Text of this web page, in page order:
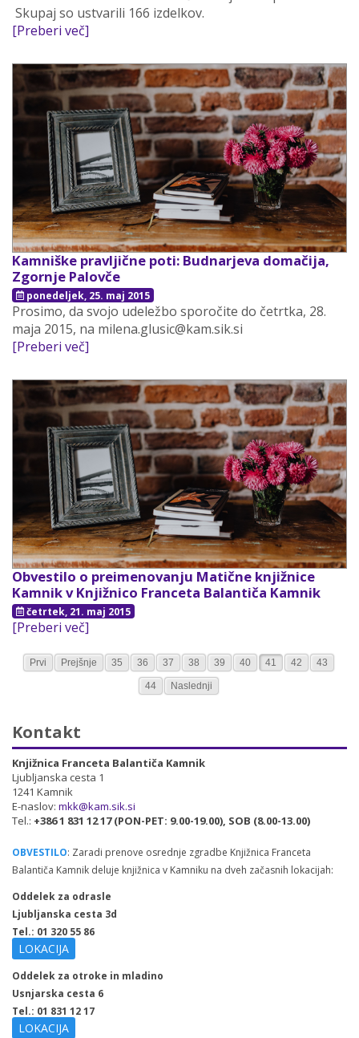
Skupaj so ustvarili 166 izdelkov.
[Preberi več]
Kamniške pravljične poti: Budnarjeva domačija,
Zgornje Palovče
ponedeljek, 25. maj 2015
Prosimo, da svojo udeležbo sporočite do četrtka, 28.
maja 2015, na milena.glusic@kam.sik.si
[Preberi več]
Obvestilo o preimenovanju Matične knjižnice
Kamnik v Knjižnico Franceta Balantiča Kamnik
četrtek, 21. maj 2015
[Preberi več]
Prvi Prejšnje 35 36 37 38 39 40 41 42 43
44 Naslednji
Kontakt
Knjižnica Franceta Balantiča Kamnik
Ljubljanska cesta 1
1241 Kamnik
E-naslov: mkk@kam.sik.si
Tel.: +386 1 831 12 17 (PON-PET: 9.00-19.00), SOB (8.00-13.00)
OBVESTILO: Zaradi prenove osrednje zgradbe Knjižnica Franceta
Balantiča Kamnik deluje knjižnica v Kamniku na dveh začasnih lokacijah:
Oddelek za odrasle
Ljubljanska cesta 3d
Tel.: 01 320 55 86
LOKACIJA
Oddelek za otroke in mladino
Usnjarska cesta 6
Tel.: 01 831 12 17
LOKACIJA